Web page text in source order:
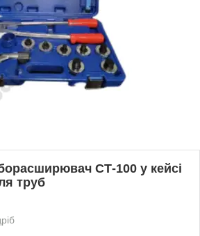
СТ-100 у кейсі
труб